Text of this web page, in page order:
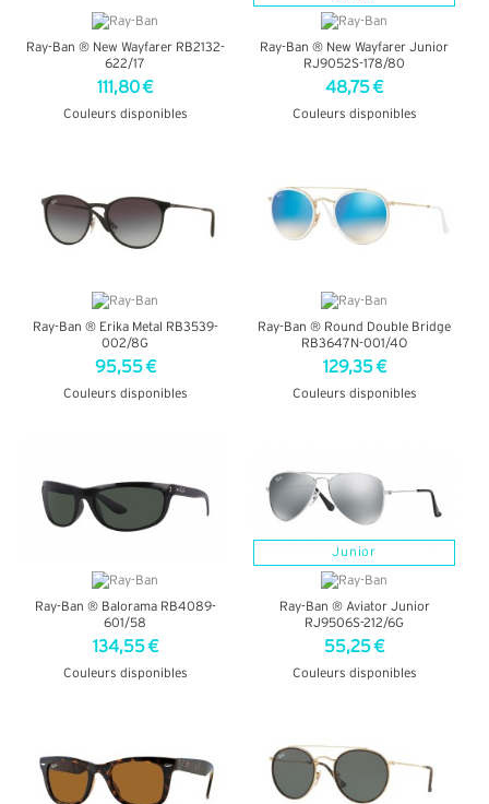
Ray-Ban ® New Wayfarer RB2132-
622/17
111,80 €
Couleurs disponibles
Ray-Ban ® New Wayfarer Junior
RJ9052S-178/80
48,75 €
Couleurs disponibles
Ray-Ban ® Erika Metal RB3539-
002/8G
95,55 €
Couleurs disponibles
Ray-Ban ® Round Double Bridge
RB3647N-001/4O
129,35 €
Couleurs disponibles
Ray-Ban ® Balorama RB4089-
601/58
134,55 €
Couleurs disponibles
Junior
Ray-Ban ® Aviator Junior
RJ9506S-212/6G
55,25 €
Couleurs disponibles